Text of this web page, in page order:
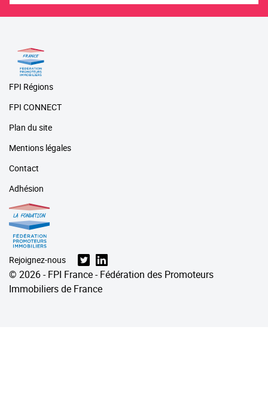
FPI Régions
FPI CONNECT
Plan du site
Mentions légales
Contact
Adhésion
Rejoignez-nous
© 2026 - FPI France - Fédération des Promoteurs
Immobiliers de France